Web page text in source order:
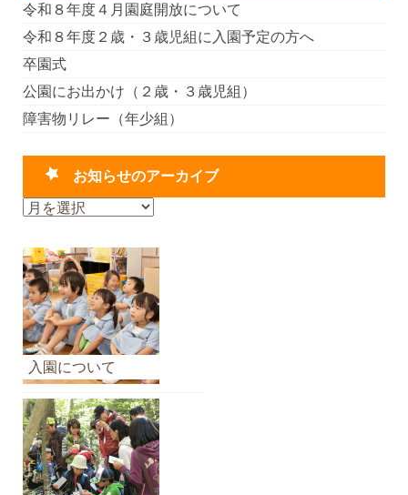
令和８年度４月園庭開放について
令和８年度２歳・３歳児組に入園予定の方へ
卒園式
公園にお出かけ（２歳・３歳児組）
障害物リレー（年少組）
お知らせのアーカイブ
お
ら
せ
の
ア
ー
カ
イ
ブ
入園について